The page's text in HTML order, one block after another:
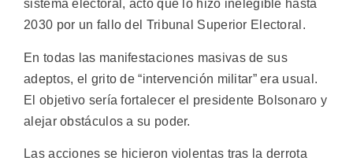
sistema electoral, acto que lo hizo inelegible hasta
2030 por un fallo del Tribunal Superior Electoral.
En todas las manifestaciones masivas de sus
adeptos, el grito de “intervención militar” era usual.
El objetivo sería fortalecer el presidente Bolsonaro y
alejar obstáculos a su poder.
Las acciones se hicieron violentas tras la derrota